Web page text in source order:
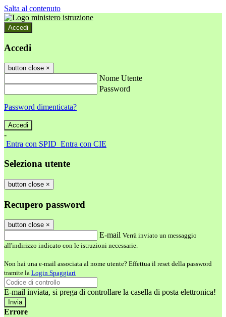
Salta al contenuto
Accedi
Accedi
button close ×
Nome Utente
Password
Password dimenticata?
-
Entra con SPID Entra con CIE
Seleziona utente
button close ×
Recupero password
button close ×
E-mail Verrà inviato un messaggio
all'indirizzo indicato con le istruzioni necessarie.
Non hai una e-mail associata al nome utente? Effettua il reset della password
tramite la Login Spaggiari
E-mail inviata, si prega di controllare la casella di posta elettronica!
Errore